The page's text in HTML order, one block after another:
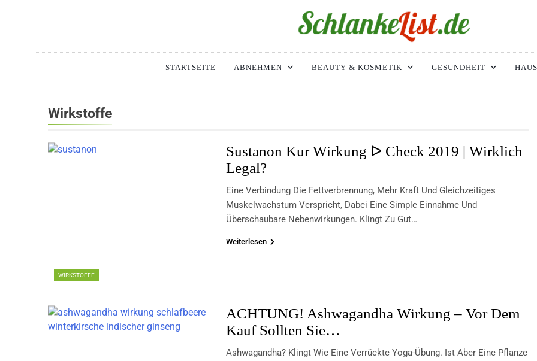
Schlanke-List.de
MAGERSUCHT. BULIMIE. ADIPOSITAS? SIE SIND NICHT ALLEIN!
STARTSEITE ABNEHMEN BEAUTY & KOSMETIK GESUNDHEIT
Wirkstoffe
WIRKSTOFFE
Sustanon Kur Wirkung ᐅ Check 2019 | Wirklich
Legal?
Eine Verbindung Die Fettverbrennung, Mehr Kraft Und Gleichzeitiges
Muskelwachstum Verspricht, Dabei Eine Simple Einnahme Und
Überschaubare Nebenwirkungen. Klingt Zu Gut…
Weiterlesen
ACHTUNG! Ashwagandha Wirkung – Vor Dem
Kauf Sollten Sie…
Ashwagandha? Klingt Wie Eine Verrückte Yoga-Übung. Ist Aber Eine Pflanze